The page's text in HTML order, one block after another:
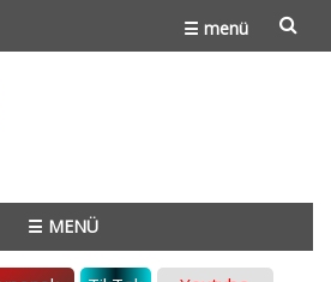
☰ menü
☰ MENÜ